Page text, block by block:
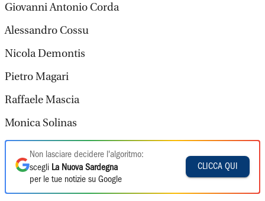
Giovanni Antonio Corda
Alessandro Cossu
Nicola Demontis
Pietro Magari
Raffaele Mascia
Monica Solinas
Non lasciare decidere l'algoritmo:
scegli La Nuova Sardegna
per le tue notizie su Google
CLICCA QUI